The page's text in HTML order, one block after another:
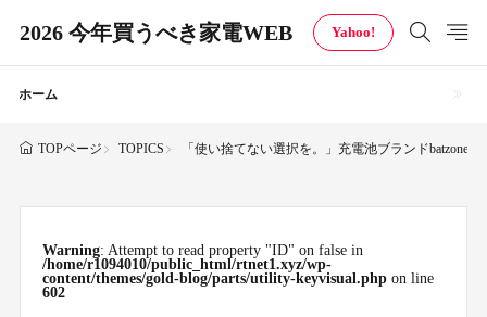
2026 今年買うべき家電WEB Yahoo!
ホーム
TOPページ TOPICS 「使い捨てない選択を。」充電池ブランドbatzone
Warning: Attempt to read property "ID" on false in
/home/r1094010/public_html/rtnet1.xyz/wp-
content/themes/gold-blog/parts/utility-keyvisual.phpon line
602